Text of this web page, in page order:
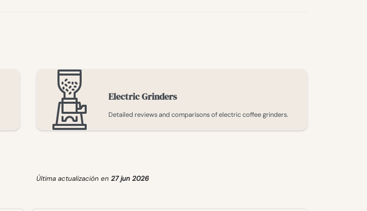
Electric Grinders
Detailed reviews and comparisons of electric coffee grinders.
Última actualización en 27 jun 2026